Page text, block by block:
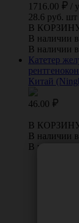
1716.00 /
28.6 руб. шт
В
В наличии
В наличии
Катетер
Китай
46.00
В
В наличии
В наличии в